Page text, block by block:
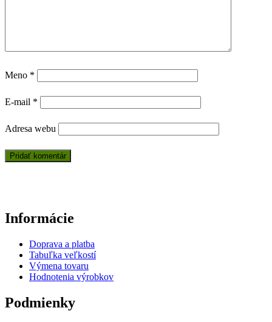
Meno *
E-mail *
Adresa webu
Informácie
Doprava a platba
Tabuľka veľkostí
Výmena tovaru
Hodnotenia výrobkov
Podmienky